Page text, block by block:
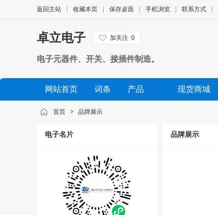
返回主站 收藏本页 保存桌面 手机浏览 联系方式
卓立电子 加关注 0
电子元器件、开关、接插件制造。
网站首页 词条 产品 现货商城
公司相册 品牌展示
首页 > 品牌展示
电子名片 品牌展示